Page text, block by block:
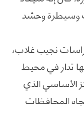
وسيطرة وحشد
نجيب غلاب،
تدار في محيط
الأساسي الذي
المحافظات